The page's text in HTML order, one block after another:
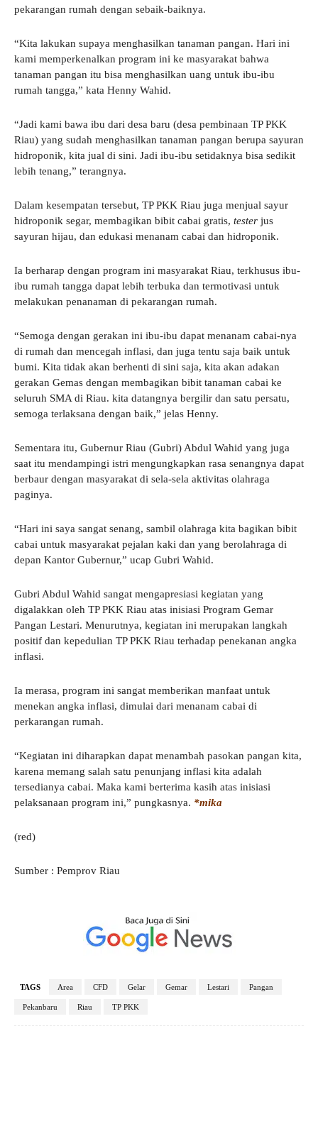
pekarangan rumah dengan sebaik-baiknya.
“Kita lakukan supaya menghasilkan tanaman pangan. Hari ini
kami memperkenalkan program ini ke masyarakat bahwa
tanaman pangan itu bisa menghasilkan uang untuk ibu-ibu
rumah tangga,” kata Henny Wahid.
“Jadi kami bawa ibu dari desa baru (desa pembinaan TP PKK
Riau) yang sudah menghasilkan tanaman pangan berupa sayuran
hidroponik, kita jual di sini. Jadi ibu-ibu setidaknya bisa sedikit
lebih tenang,” terangnya.
Dalam kesempatan tersebut, TP PKK Riau juga menjual sayur
hidroponik segar, membagikan bibit cabai gratis, tester jus
sayuran hijau, dan edukasi menanam cabai dan hidroponik.
Ia berharap dengan program ini masyarakat Riau, terkhusus ibu-
ibu rumah tangga dapat lebih terbuka dan termotivasi untuk
melakukan penanaman di pekarangan rumah.
“Semoga dengan gerakan ini ibu-ibu dapat menanam cabai-nya
di rumah dan mencegah inflasi, dan juga tentu saja baik untuk
bumi. Kita tidak akan berhenti di sini saja, kita akan adakan
gerakan Gemas dengan membagikan bibit tanaman cabai ke
seluruh SMA di Riau. kita datangnya bergilir dan satu persatu,
semoga terlaksana dengan baik,” jelas Henny.
Sementara itu, Gubernur Riau (Gubri) Abdul Wahid yang juga
saat itu mendampingi istri mengungkapkan rasa senangnya dapat
berbaur dengan masyarakat di sela-sela aktivitas olahraga
paginya.
“Hari ini saya sangat senang, sambil olahraga kita bagikan bibit
cabai untuk masyarakat pejalan kaki dan yang berolahraga di
depan Kantor Gubernur,” ucap Gubri Wahid.
Gubri Abdul Wahid sangat mengapresiasi kegiatan yang
digalakkan oleh TP PKK Riau atas inisiasi Program Gemar
Pangan Lestari. Menurutnya, kegiatan ini merupakan langkah
positif dan kepedulian TP PKK Riau terhadap penekanan angka
inflasi.
Ia merasa, program ini sangat memberikan manfaat untuk
menekan angka inflasi, dimulai dari menanam cabai di
perkarangan rumah.
“Kegiatan ini diharapkan dapat menambah pasokan pangan kita,
karena memang salah satu penunjang inflasi kita adalah
tersedianya cabai. Maka kami berterima kasih atas inisiasi
pelaksanaan program ini,” pungkasnya. *mika
(red)
Sumber : Pemprov Riau
TAGS Area CFD Gelar Gemar Lestari Pangan
Pekanbaru Riau TP PKK